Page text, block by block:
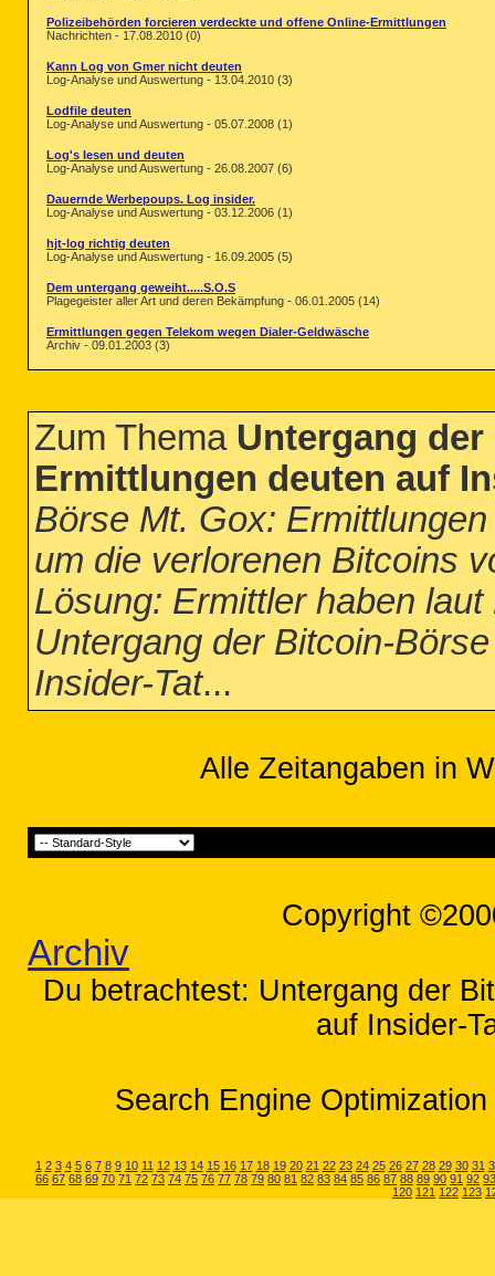
Polizeibehörden forcieren verdeckte und offene Online-Ermittlungen
Nachrichten - 17.08.2010 (0)
Kann Log von Gmer nicht deuten
Log-Analyse und Auswertung - 13.04.2010 (3)
Lodfile deuten
Log-Analyse und Auswertung - 05.07.2008 (1)
Log's lesen und deuten
Log-Analyse und Auswertung - 26.08.2007 (6)
Dauernde Werbepoups. Log insider.
Log-Analyse und Auswertung - 03.12.2006 (1)
hjt-log richtig deuten
Log-Analyse und Auswertung - 16.09.2005 (5)
Dem untergang geweiht.....S.O.S
Plagegeister aller Art und deren Bekämpfung - 06.01.2005 (14)
Ermittlungen gegen Telekom wegen Dialer-Geldwäsche
Archiv - 09.01.2003 (3)
Zum Thema Untergang
Ermittlungen deuten auf
Börse Mt. Gox:
um die verlorenen Bitcoins
Lösung: Ermittler haben
Untergang der Bitcoin-
Insider-Tat...
Alle Zeitangaben in
Copyright
Archiv
Du betrachtest: Untergang der
auf Insider-
Search Engine
1 2 3 4 5 6 7 8 9 10 11 12 13 14 15 16 17 18 19 20 21 22 23 24 25 26 27 28 29 30 31
66 67 68 69 70 71 72 73 74 75 76 77 78 79 80 81 82 83 84 85 86 87 88 89 90 91 92 93
120 121 122 123